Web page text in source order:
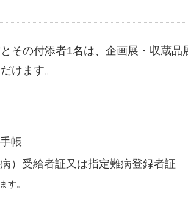
その付添者1名は、企画展・収蔵品
けます。
帳
）受給者証又は指定難病登録者証
す。